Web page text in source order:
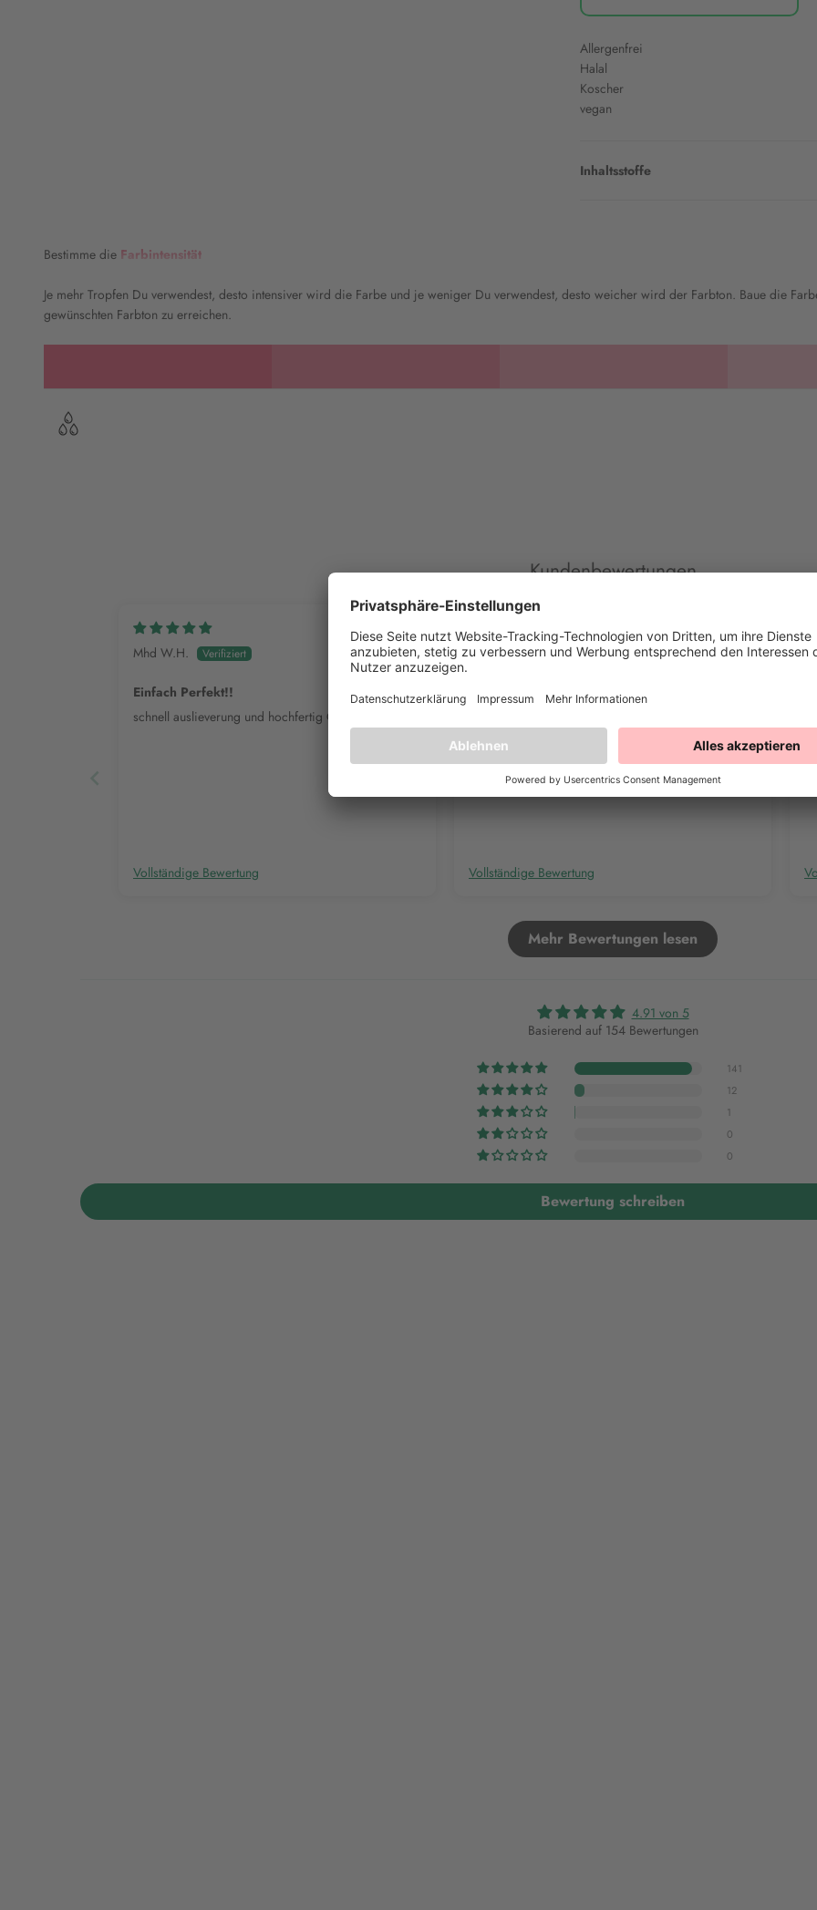
Allergenfrei
Halal
Koscher
vegan
Inhaltsstoffe
Bestimme die Farbintensität
Je mehr Tropfen Du verwendest, desto intensiver wird die Farbe und je weniger Du verwendest, desto weicher wird der Farbton. Baue die
gewünschten Farbton zu erreichen.
Kundenbewertungen
Mhd W.H.
Einfach Perfekt!!
schnell auslieverung und hochfertig Qualität
Vollständige Bewertung
Alina H.
Color Mill
viele bestellt. Sind sehr zu empfehlen
Vollständige Bewertung
Mehr Bewertungen lesen
4.91 von 5
Basierend auf 154 Bewertungen
141
12
1
0
0
Bewertung schreiben